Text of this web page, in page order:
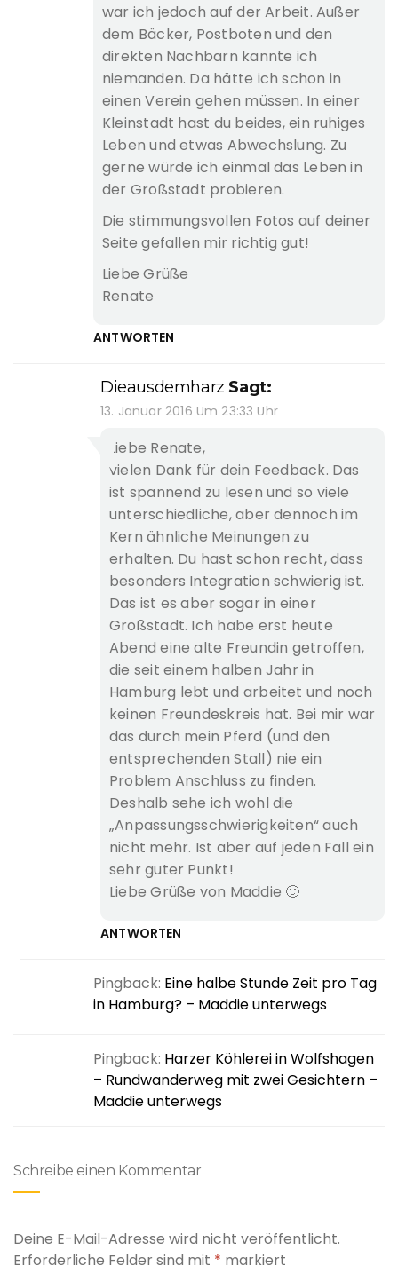
war ich jedoch auf der Arbeit. Außer
dem Bäcker, Postboten und den
direkten Nachbarn kannte ich
niemanden. Da hätte ich schon in
einen Verein gehen müssen. In einer
Kleinstadt hast du beides, ein ruhiges
Leben und etwas Abwechslung. Zu
gerne würde ich einmal das Leben in
der Großstadt probieren.
Die stimmungsvollen Fotos auf deiner
Seite gefallen mir richtig gut!
Liebe Grüße
Renate
ANTWORTEN
Dieausdemharz Sagt:
13. Januar 2016 Um 23:33 Uhr
Liebe Renate,
vielen Dank für dein Feedback. Das
ist spannend zu lesen und so viele
unterschiedliche, aber dennoch im
Kern ähnliche Meinungen zu
erhalten. Du hast schon recht, dass
besonders Integration schwierig ist.
Das ist es aber sogar in einer
Großstadt. Ich habe erst heute
Abend eine alte Freundin getroffen,
die seit einem halben Jahr in
Hamburg lebt und arbeitet und noch
keinen Freundeskreis hat. Bei mir war
das durch mein Pferd (und den
entsprechenden Stall) nie ein
Problem Anschluss zu finden.
Deshalb sehe ich wohl die
„Anpassungsschwierigkeiten“ auch
nicht mehr. Ist aber auf jeden Fall ein
sehr guter Punkt!
Liebe Grüße von Maddie 🙂
ANTWORTEN
Pingback: Eine halbe Stunde Zeit pro Tag
in Hamburg? – Maddie unterwegs
Pingback: Harzer Köhlerei in Wolfshagen
– Rundwanderweg mit zwei Gesichtern –
Maddie unterwegs
Schreibe einen Kommentar
Deine E-Mail-Adresse wird nicht veröffentlicht.
Erforderliche Felder sind mit * markiert